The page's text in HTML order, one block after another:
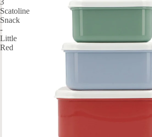
Scatoline
Snack
-
Little
Red